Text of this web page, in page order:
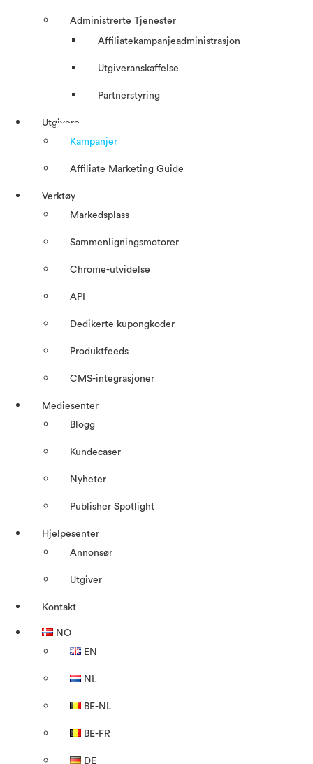
Administrerte Tjenester
Affiliatekampanjeadministrasjon
Utgiveranskaffelse
Partnerstyring
Utgivere
Kampanjer
Affiliate Marketing Guide
Verktøy
Markedsplass
Sammenligningsmotorer
Chrome-utvidelse
API
Dedikerte kupongkoder
Produktfeeds
CMS-integrasjoner
Mediesenter
Blogg
Kundecaser
Nyheter
Publisher Spotlight
Hjelpesenter
Annonsør
Utgiver
Kontakt
NO
EN
NL
BE-NL
BE-FR
DE